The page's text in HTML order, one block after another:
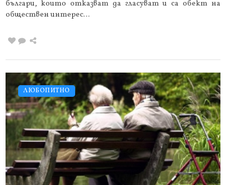
българи, които отказват да гласуват и са обект на
обществен интерес…
ЛЮБОПИТНО